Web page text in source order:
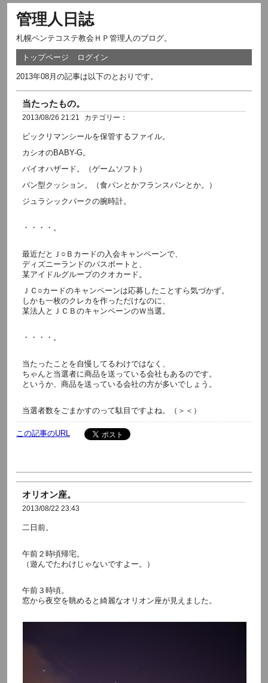
管理人日誌
札幌ペンテコステ教会ＨＰ管理人のブログ。
トップページ ログイン
2013年08月の記事は以下のとおりです。
当たったもの。
2013/08/26 21:21 カテゴリー：
ビックリマンシールを保管するファイル。
カシオのBABY-G。
バイオハザード。（ゲームソフト）
パン型クッション。（食パンとかフランスパンとか。）
ジュラシックパークの腕時計。
・・・・。
最近だとＪ○Ｂカードの入会キャンペーンで、
ディズニーランドのパスポートと、
某アイドルグループのクオカード。
ＪＣ○カードのキャンペーンは応募したことすら気づかず。
しかも一枚のクレカを作っただけなのに、
某法人とＪＣＢのキャンペーンのＷ当選。
・・・・。
当たったことを自慢してるわけではなく、
ちゃんと当選者に商品を送っている会社もあるのです。
というか、商品を送っている会社の方が多いでしょう。
当選者数をごまかすのって駄目ですよね。（＞＜）
この記事のURL
オリオン座。
2013/08/22 23:43
二日前。
午前２時頃帰宅。
（遊んでたわけじゃないですよー。）
午前３時頃。
窓から夜空を眺めると綺麗なオリオン座が見えました。